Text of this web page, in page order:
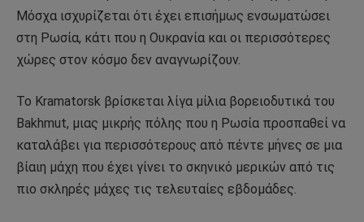
Μόσχα ισχυρίζεται ότι έχει επισήμως ενσωματώσει
στη Ρωσία, κάτι που η Ουκρανία και οι περισσότερες
χώρες στον κόσμο δεν αναγνωρίζουν.
Το Kramatorsk βρίσκεται λίγα μίλια βορειοδυτικά του
Bakhmut, μιας μικρής πόλης που η Ρωσία προσπαθεί να
καταλάβει για περισσότερους από πέντε μήνες σε μια
βίαιη μάχη που έχει γίνει το σκηνικό μερικών από τις
πιο σκληρές μάχες τις τελευταίες εβδομάδες.